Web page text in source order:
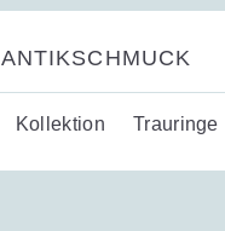
ANTIKSCHMUCK
Kollektion Trauringe